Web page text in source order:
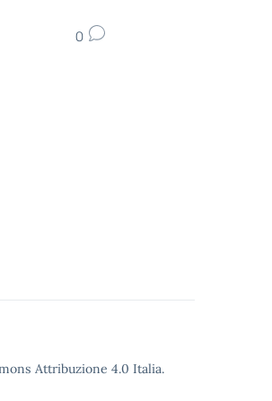
0
Attribuzione 4.0 Italia.